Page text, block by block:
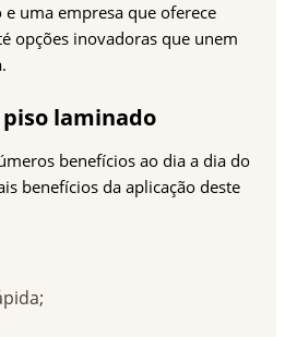
uma empresa que oferece
opções inovadoras que unem
laminado
benefícios ao dia a dia do
benefícios da aplicação deste